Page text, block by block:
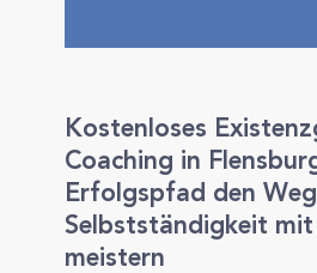
Kostenloses
Coaching in
Erfolgspfad den
Selbstständigkeit
meistern